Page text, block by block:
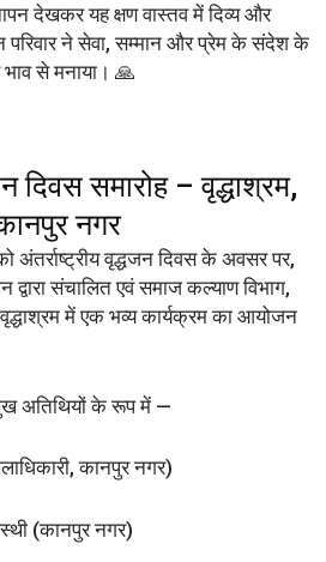
देखकर यह क्षण वास्तव में दिव्य और
परिवार ने सेवा, सम्मान और प्रेम के संदेश के
भाव से मनाया। 🙏
दिवस समारोह – वृद्धाश्रम,
नगर
वृद्धजन दिवस के अवसर पर,
द्वारा संचालित एवं समाज कल्याण विभाग,
वृद्धाश्रम में एक भव्य कार्यक्रम का आयोजन
अतिथियों के रूप में —
कानपुर नगर)
(कानपुर नगर)